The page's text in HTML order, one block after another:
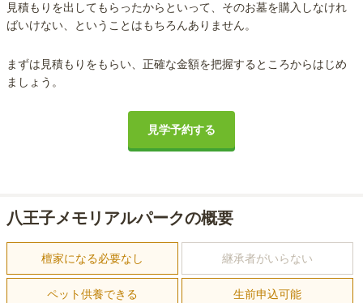
見積もりを出してもらったからといって、そのお墓を購入しなけれ
ばいけない、ということはもちろんありません。
まずは見積もりをもらい、正確な金額を把握するところからはじめ
ましょう。
見学予約する
八王子メモリアルパークの概要
檀家になる必要なし 継承者がいらない
ペット供養できる 生前申込可能